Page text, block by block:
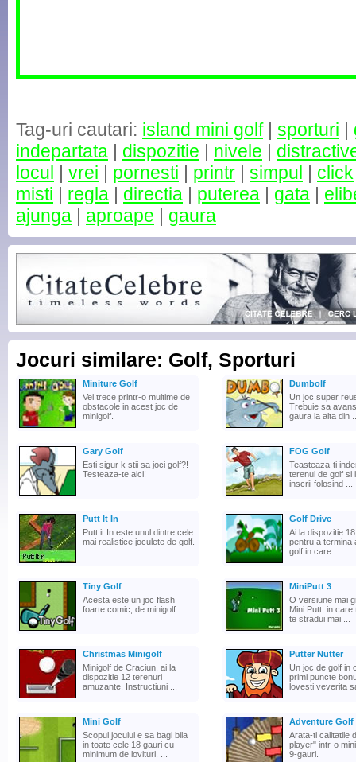
Tag-uri cautari: island mini golf| sporturi |
indepartata | dispozitie | nivele |
locul | vrei | pornesti | printr | simpul | click
misti | regla | directia | puterea | gata |
ajunga | aproape | gaura
Jocuri similare: Golf, Sporturi
Miniture Golf
Vei trece printr-o multime de
obstacole in acest joc de
minigolf.
Dumbolf
Un joc super
Trebuie sa
gaura la alta din
Gary Golf
Esti sigur k stii sa joci golf?!
Testeaza-te aici!
FOG Golf
Teasteaza-ti
terenul de golf si
inscrii folosind ...
Putt It In
Putt it In este unul dintre cele
mai realistice joculete de golf.
Golf Drive
Ai la dispozitie
pentru a termina
golf in care ...
Tiny Golf
Acesta este un joc flash
foarte comic, de minigolf.
MiniPutt 3
O versiune mai
Mini Putt, in care
te stradui mai ...
Christmas Minigolf
Minigolf de Craciun, ai la
dispozitie 12 terenuri
amuzante. Instructiuni ...
Putter Nutter
Un joc de golf in
primi puncte
lovesti veverita
Mini Golf
Scopul jocului e sa bagi bila
in toate cele 18 gauri cu
minimum de lovituri. ...
Adventure Golf
Arata-ti calitatile
player" intr-o
9-gauri.